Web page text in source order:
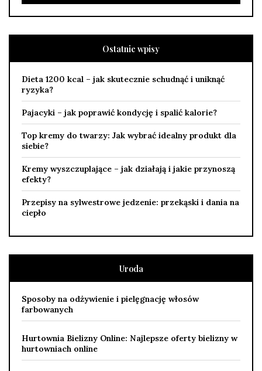
Ostatnie wpisy
Dieta 1200 kcal – jak skutecznie schudnąć i uniknąć
ryzyka?
Pajacyki – jak poprawić kondycję i spalić kalorie?
Top kremy do twarzy: Jak wybrać idealny produkt dla
siebie?
Kremy wyszczuplające – jak działają i jakie przynoszą
efekty?
Przepisy na sylwestrowe jedzenie: przekąski i dania na
ciepło
Uroda
Sposoby na odżywienie i pielęgnację włosów
farbowanych
Hurtownia Bielizny Online: Najlepsze oferty bielizny w
hurtowniach online